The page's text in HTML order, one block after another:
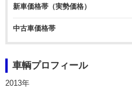
新車価格帯（実勢価格）
中古車価格帯
車輌プロフィール
2013年